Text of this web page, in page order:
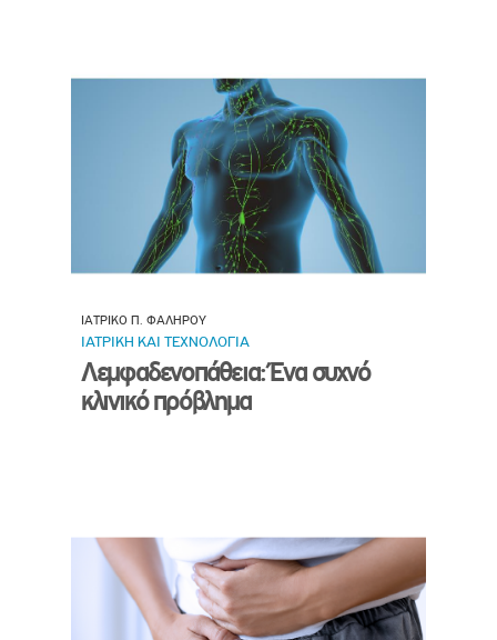
ΙΑΤΡΙΚΟ Π. ΦΑΛΗΡΟΥ
ΙΑΤΡΙΚΗ ΚΑΙ ΤΕΧΝΟΛΟΓΙΑ
Λεμφαδενοπάθεια: Ένα συχνό
κλινικό πρόβλημα